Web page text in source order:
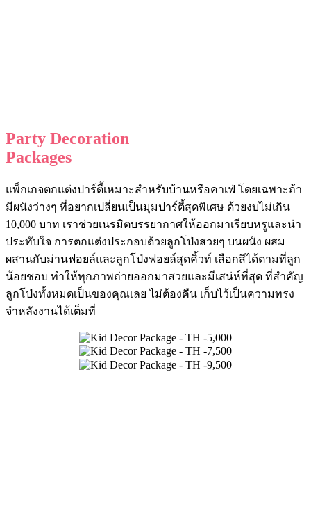
Party Decoration
Packages
แพ็กเกจตกแต่งปาร์ตี้เหมาะสำหรับบ้านหรือคาเฟ่ โดยเฉพาะถ้า
มีผนังว่างๆ ที่อยากเปลี่ยนเป็นมุมปาร์ตี้สุดพิเศษ ด้วยงบไม่เกิน
10,000 บาท เราช่วยเนรมิตบรรยากาศให้ออกมาเรียบหรูและน่า
ประทับใจ การตกแต่งประกอบด้วยลูกโป่งสวยๆ บนผนัง ผสม
ผสานกับม่านฟอยล์และลูกโป่งฟอยล์สุดคิ้วท์ เลือกสีได้ตามที่ลูก
น้อยชอบ ทำให้ทุกภาพถ่ายออกมาสวยและมีเสน่ห์ที่สุด ที่สำคัญ
ลูกโป่งทั้งหมดเป็นของคุณเลย ไม่ต้องคืน เก็บไว้เป็นความทรง
จำหลังงานได้เต็มที่